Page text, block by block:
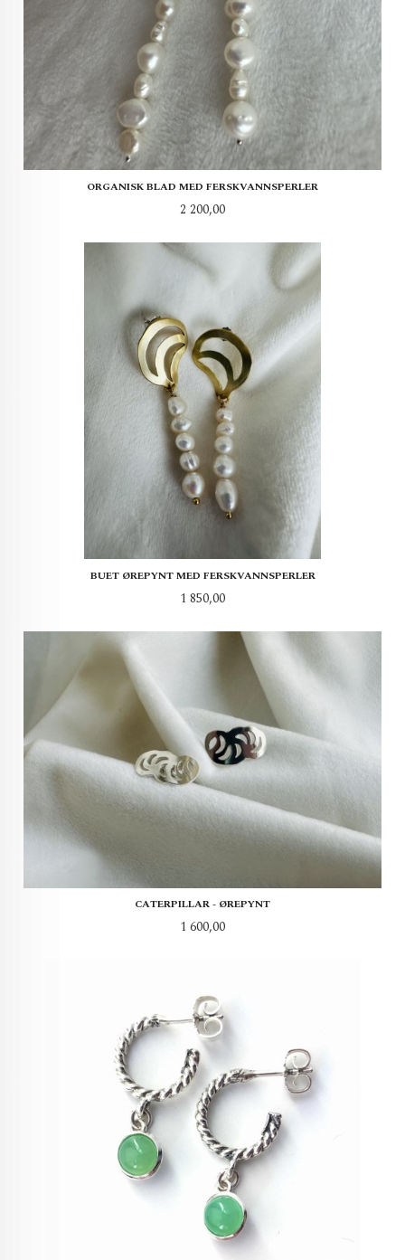
ORGANISK BLAD MED FERSKVANNSPERLER
Pris
2 200,00
BUET ØREPYNT MED FERSKVANNSPERLER
Pris
1 850,00
CATERPILLAR - ØREPYNT
Pris
1 600,00